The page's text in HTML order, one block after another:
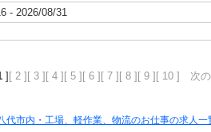
- 2026/08/31
] [ 2 ] [ 3 ] [ 4 ] [ 5 ] [ 6 ] [ 7 ] [ 8 ] [ 9 ] [ 10 ] 次
代市内・工場、軽作業、物流のお仕事の求人一